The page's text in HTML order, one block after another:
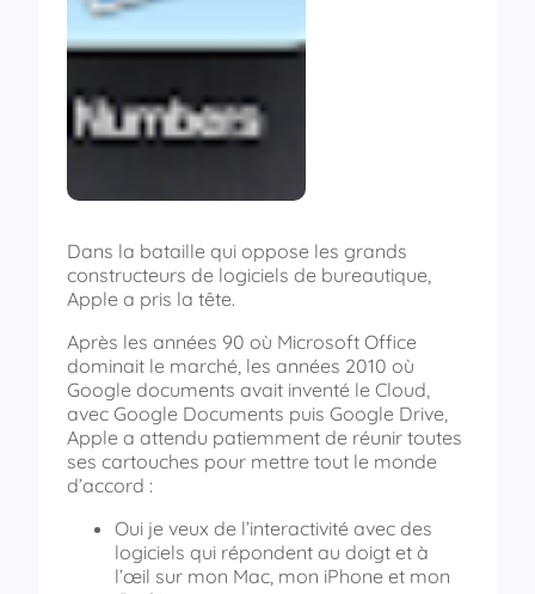
Dans la bataille qui oppose les grands
constructeurs de logiciels de bureautique,
Apple a pris la tête.
Après les années 90 où Microsoft Office
dominait le marché, les années 2010 où
Google documents avait inventé le Cloud,
avec Google Documents puis Google Drive,
Apple a attendu patiemment de réunir toutes
ses cartouches pour mettre tout le monde
d’accord :
Oui je veux de l’interactivité avec des
logiciels qui répondent au doigt et à
l’œil sur mon Mac, mon iPhone et mon